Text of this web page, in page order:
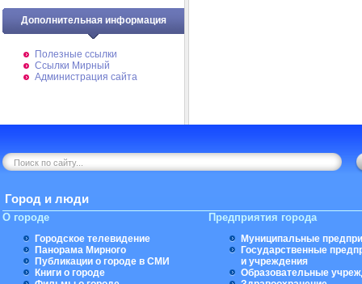
Дополнительная информация
Полезные ссылки
Ссылки Мирный
Администрация сайта
Город и люди
О городе
Городское телевидение
Панорама Мирного
Публикации о городе в СМИ
Книги о городе
Предприятия города
Муниципальные
Государственные
и учреждения
Образовательные